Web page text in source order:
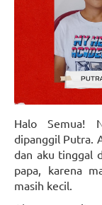
Halo Semua!
dipanggil Putra.
dan aku tinggal
papa, karena
masih kecil.